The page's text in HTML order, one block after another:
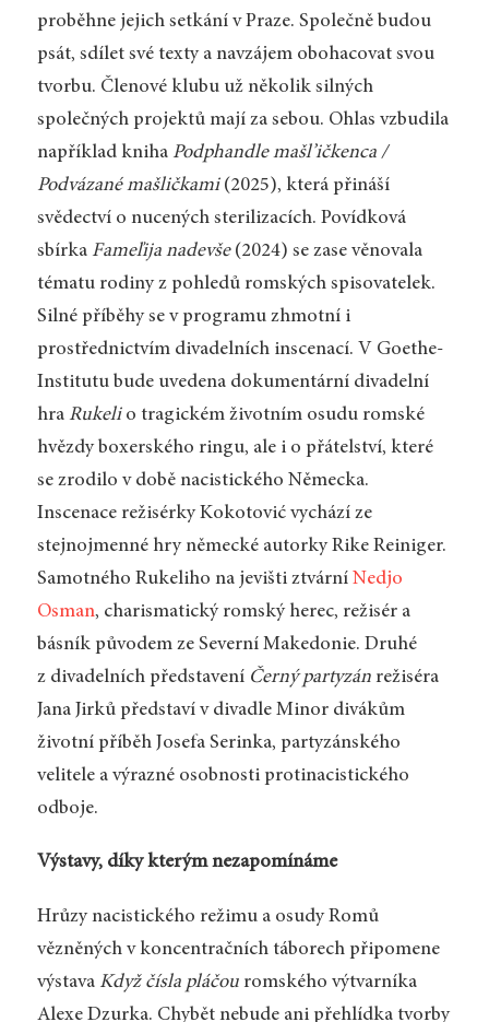
proběhne jejich setkání v Praze. Společně budou
psát, sdílet své texty a navzájem obohacovat svou
tvorbu. Členové klubu už několik silných
společných projektů mají za sebou. Ohlas vzbudila
například kniha Podphandle mašl’ičkenca /
Podvázané mašličkami (2025), která přináší
svědectví o nucených sterilizacích. Povídková
sbírka Fameľija nadevše (2024) se zase věnovala
tématu rodiny z pohledů romských spisovatelek.
Silné příběhy se v programu zhmotní i
prostřednictvím divadelních inscenací. V Goethe-
Institutu bude uvedena dokumentární divadelní
hra Rukelio tragickém životním osudu romské
hvězdy boxerského ringu, ale i o přátelství, které
se zrodilo v době nacistického Německa.
Inscenace režisérky Kokotović vychází ze
stejnojmenné hry německé autorky Rike Reiniger.
Samotného Rukeliho na jevišti ztvární Nedjo
Osman, charismatický romský herec, režisér a
básník původem ze Severní Makedonie. Druhé
z divadelních představení Černý partyzán režiséra
Jana Jirků představí v divadle Minor divákům
životní příběh Josefa Serinka, partyzánského
velitele a výrazné osobnosti protinacistického
odboje.
Výstavy, díky kterým nezapomínáme
Hrůzy nacistického režimu a osudy Romů
vězněných v koncentračních táborech připomene
výstava Když čísla pláčouromského výtvarníka
Alexe Dzurka. Chybět nebude ani přehlídka tvorby